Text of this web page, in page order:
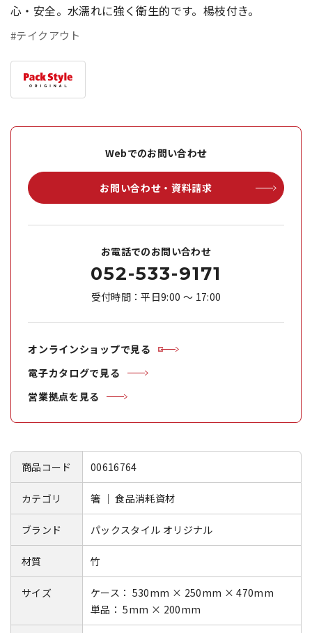
心・安全。水濡れに強く衛生的です。楊枝付き。
#テイクアウト
Webでのお問い合わせ
お問い合わせ・資料請求
お電話でのお問い合わせ
052-533-9171
受付時間：平日9:00 ～ 17:00
オンラインショップで見る
電子カタログで見る
営業拠点を見る
商品コード 00616764
カテゴリ 箸 ｜ 食品消耗資材
ブランド パックスタイル オリジナル
材質 竹
サイズ
ケース： 530mm × 250mm × 470mm
単品： 5mm × 200mm